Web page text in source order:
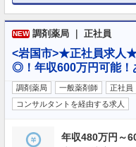
NEW 調剤薬局 ｜ 正社員
<岩国市>★正社員求人
◎！年収600万円可能！
調剤薬局 一般薬剤師 正社員
コンサルタントを経由する求人
年収480万円～